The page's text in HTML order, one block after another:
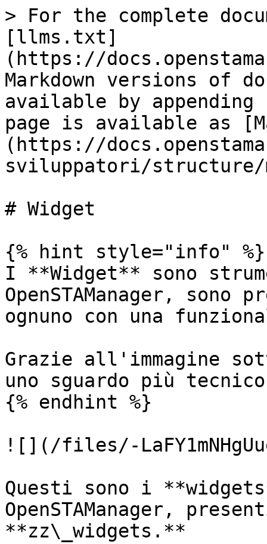
> For the complete
[llms.txt]
(https://
Markdown versions of
available by
page is available as
(https://
sviluppatori/structure/
# Widget
{% hint style="info" %}
I **Widget** sono
OpenSTAManager,
ognuno con una
Grazie all'immagine
uno sguardo più
{% endhint %}
![](/files/-
Questi sono i
OpenSTAManager,
**zz\_widgets.**